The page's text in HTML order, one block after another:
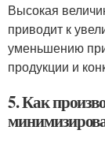
Высокая
приводит к
уменьшению
продукции и
5. Как